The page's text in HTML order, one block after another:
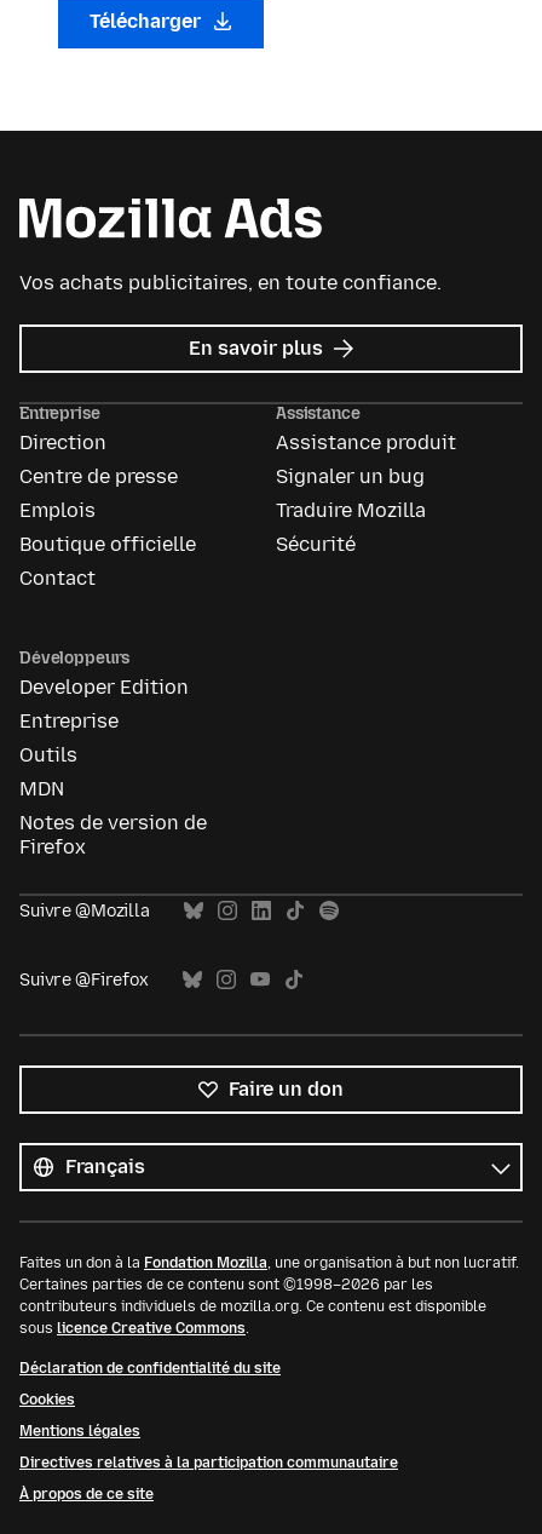
Télécharger
Vos achats publicitaires, en toute confiance.
En savoir plus sur
Mozilla
Entreprise
Direction
Centre de presse
Emplois
Boutique officielle
Contact
Assistance
Assistance produit
Signaler un bug
Traduire Mozilla
Sécurité
Développeurs
Developer Edition
Entreprise
Outils
MDN
Notes de version de
Firefox
Suivre @Mozilla
Suivre @Firefox
Faire un don
les
langues
Langue
Faites un don à la Fondation Mozilla, une organisation à but non lucratif.
Certaines parties de ce contenu sont ©1998–2026 par les
contributeurs individuels de mozilla.org. Ce contenu est disponible
sous licence Creative Commons.
Déclaration de confidentialité du site
Cookies
Mentions légales
Directives relatives à la participation communautaire
À propos de ce site